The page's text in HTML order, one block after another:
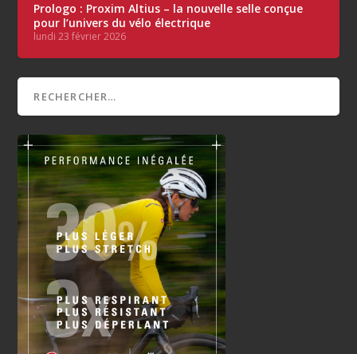
Prologo : Proxim Altius – la nouvelle selle conçue
pour l’univers du vélo électrique
lundi 23 février 2026